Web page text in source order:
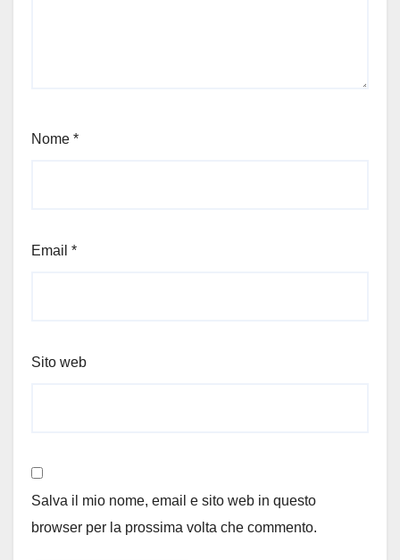
Nome *
Email *
Sito web
Salva il mio nome, email e sito web in questo
browser per la prossima volta che commento.